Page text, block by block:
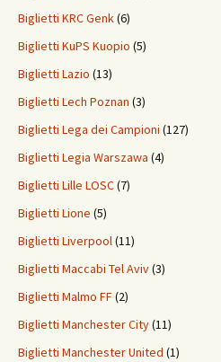
Biglietti KRC Genk(6)
Biglietti KuPS Kuopio (5)
Biglietti Lazio (13)
Biglietti Lech Poznan (3)
Biglietti Lega dei Campioni (127)
Biglietti Legia Warszawa (4)
Biglietti Lille LOSC(7)
Biglietti Lione (5)
Biglietti Liverpool(11)
Biglietti Maccabi Tel Aviv(3)
Biglietti Malmo FF(2)
Biglietti Manchester City(11)
Biglietti Manchester United (1)